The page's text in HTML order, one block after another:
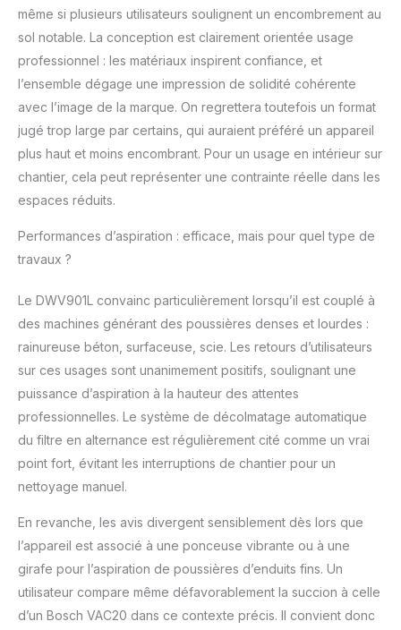
Son réservoir durable
travaux difficiles
Système innovant de
nettoyage à double
filtre : Nettoyez vos
comble avec le
nettoyeur aspirant
DEWALT. Le filtre se
toutes les 15 secondes
Des articles qui
correspondent
totalement aux normes
de sécurité en vigueur :
les mesures
nécessaires pour nous
assurer que tous les
produits DEWALT sont
élevées et répondent à
réglementations de
l'industrie Une
excellente garantie
atteignant les 3 ans en
même si plusieurs utilisateurs soulignent un encombrement au
sol notable. La conception est clairement orientée usage
professionnel : les matériaux inspirent confiance, et
l’ensemble dégage une impression de solidité cohérente
avec l’image de la marque. On regrettera toutefois un format
jugé trop large par certains, qui auraient préféré un appareil
plus haut et moins encombrant. Pour un usage en intérieur sur
chantier, cela peut représenter une contrainte réelle dans les
espaces réduits.
Performances d’aspiration : efficace, mais pour quel type de
travaux ?
Le DWV901L convainc particulièrement lorsqu’il est couplé à
des machines générant des poussières denses et lourdes :
rainureuse béton, surfaceuse, scie. Les retours d’utilisateurs
sur ces usages sont unanimement positifs, soulignant une
puissance d’aspiration à la hauteur des attentes
professionnelles. Le système de décolmatage automatique
du filtre en alternance est régulièrement cité comme un vrai
point fort, évitant les interruptions de chantier pour un
nettoyage manuel.
En revanche, les avis divergent sensiblement dès lors que
l’appareil est associé à une ponceuse vibrante ou à une
girafe pour l’aspiration de poussières d’enduits fins. Un
utilisateur compare même défavorablement la succion à celle
d’un Bosch VAC20 dans ce contexte précis. Il convient donc